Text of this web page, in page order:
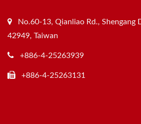
No.60-13, Qianliao Rd., Shengang
42949, Taiwan
+886-4-25263939
+886-4-25263131